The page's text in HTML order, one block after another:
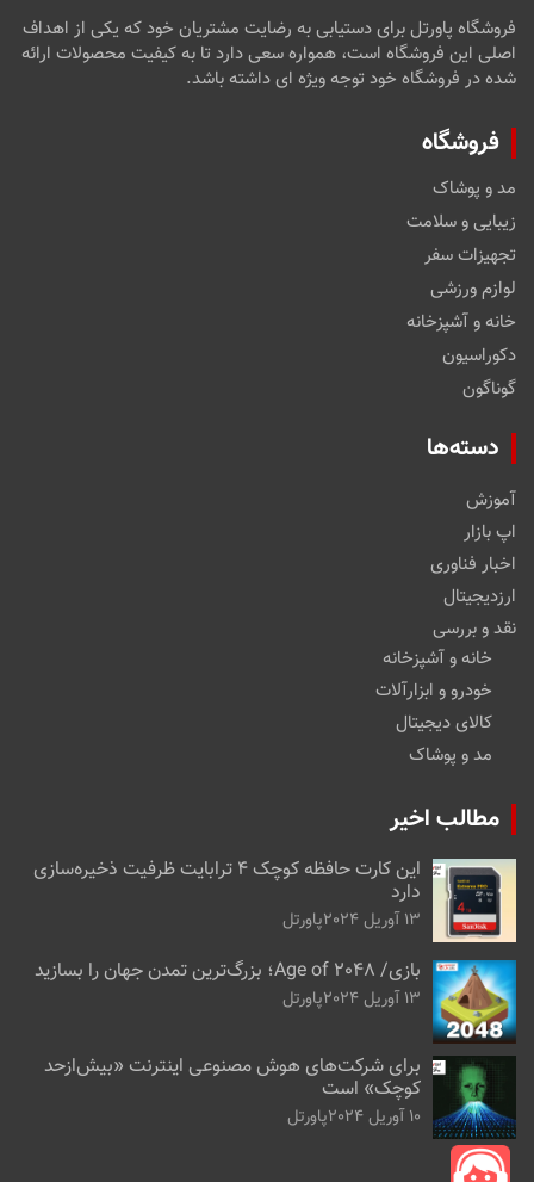
فروشگاه پاورتل برای دستیابی به رضایت مشتریان خود که یکی از اهداف
اصلی این فروشگاه است، همواره سعی دارد تا به کیفیت محصولات ارائه
شده در فروشگاه خود توجه ویژه ای داشته باشد.
فروشگاه
مد و پوشاک
زیبایی و سلامت
تجهیزات سفر
لوازم ورزشی
خانه و آشپزخانه
دکوراسیون
گوناگون
دسته‌ها
آموزش
اپ بازار
اخبار فناوری
ارزدیجیتال
نقد و بررسی
خانه و آشپزخانه
خودرو و ابزارآلات
کالای دیجیتال
مد و پوشاک
مطالب اخیر
این کارت حافظه کوچک ۴ ترابایت ظرفیت ذخیره‌سازی
دارد
13 آوریل 2024 پاورتل
بازی/ Age of 2048؛ بزرگ‌ترین تمدن جهان را بسازید
13 آوریل 2024 پاورتل
برای شرکت‌های هوش مصنوعی اینترنت «بیش‌از‌حد
کوچک» است
10 آوریل 2024 پاورتل